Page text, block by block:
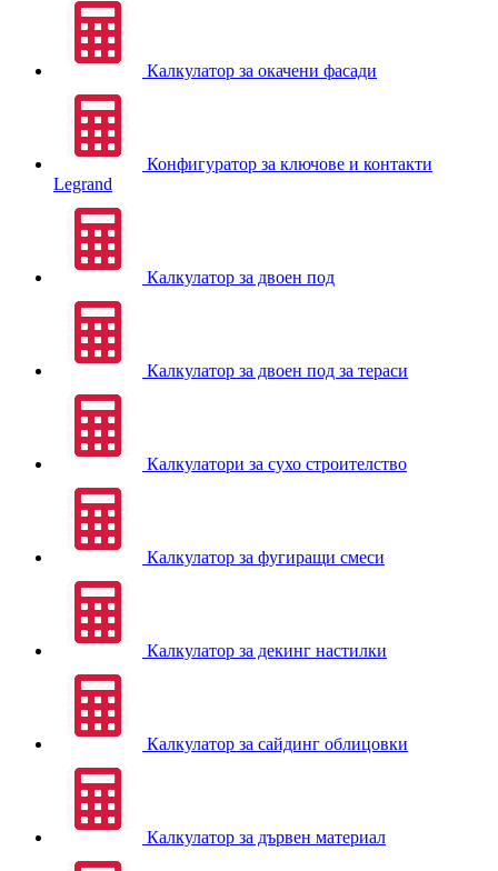
Калкулатор за окачени фасади
Конфигуратор за ключове и контакти
Legrand
Калкулатор за двоен под
Калкулатор за двоен под за тераси
Калкулатори за сухо строителство
Калкулатор за фугиращи смеси
Калкулатор за декинг настилки
Калкулатор за сайдинг облицовки
Калкулатор за дървен материал